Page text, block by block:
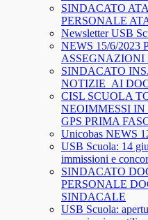
SINDACATO
PERSONALE
Newsletter USB
NEWS 15/6/
ASSEGNAZIONI
SINDACATO
NOTIZIE_AI
CISL SCUOLA
NEOIMMESSI IN
GPS PRIMA
Unicobas NEWS
USB Scuola: 14
immissioni e
SINDACATO
PERSONALE
SINDACALE
USB Scuola: